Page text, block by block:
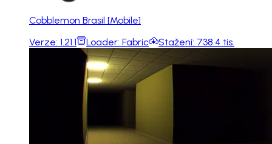
Cobblemon Brasil [Mobile]
Verze: 1.21.1 Loader: Fabric Stažení: 738.4 tis.